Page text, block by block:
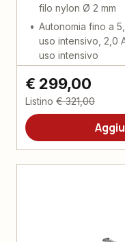
filo nylon Ø 2 mm
Autonomia fino a
uso intensivo, 2,0
uso intensivo
€ 299,00
Listino € 321,00